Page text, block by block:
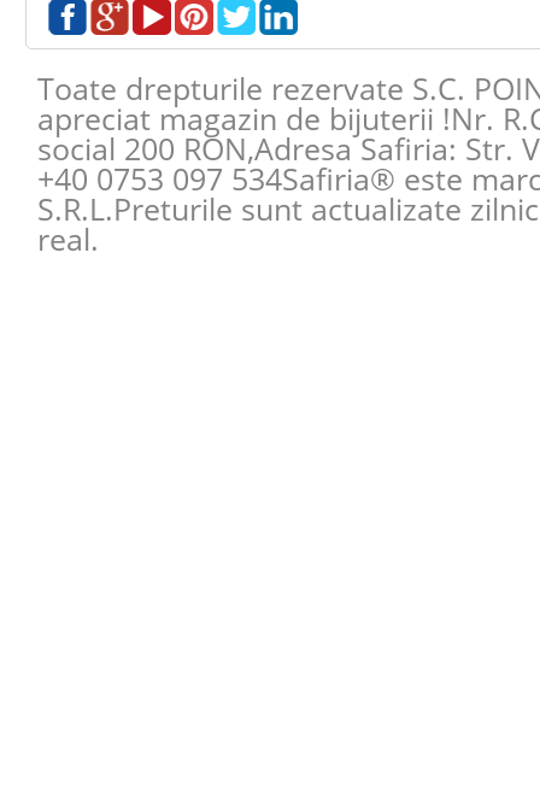
Toate drepturile rezervate S.C.
apreciat magazin de bijuterii !Nr.
social 200 RON,Adresa Safiria: Str.
+40 0753 097 534Safiria® este
S.R.L.Preturile sunt actualizate
real.